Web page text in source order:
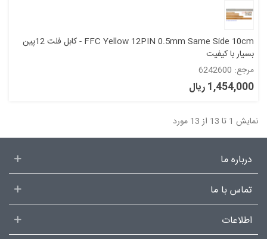
FFC Yellow 12PIN 0.5mm Same Side 10cm - کابل فلت 12پین
بسیار با کیفیت
مرجع: 6242600
1,454,000 ریال
نمایش 1 تا 13 از 13 مورد
درباره ما
تماس با ما
اطلاعات